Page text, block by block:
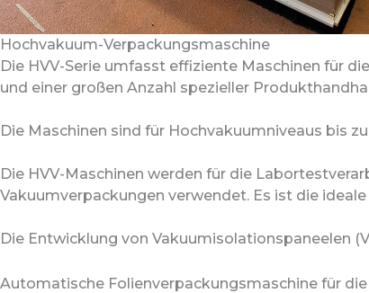
Hochvakuum-Verpackungsmaschine
Die HVV-Serie umfasst effiziente Maschinen für
und einer großen Anzahl spezieller
Die Maschinen sind für Hochvakuumniveaus bis
Die HVV-Maschinen werden für die
Vakuumverpackungen verwendet. Es ist die
Die Entwicklung von Vakuumisolationspaneelen
Automatische Folienverpackungsmaschine für